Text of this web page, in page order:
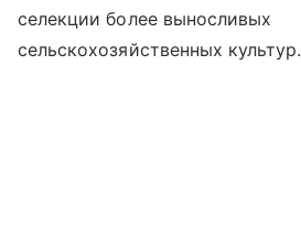
селекции более выносливых
сельскохозяйственных культур.